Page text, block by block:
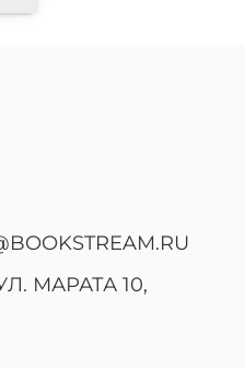
МАРАТА 10,